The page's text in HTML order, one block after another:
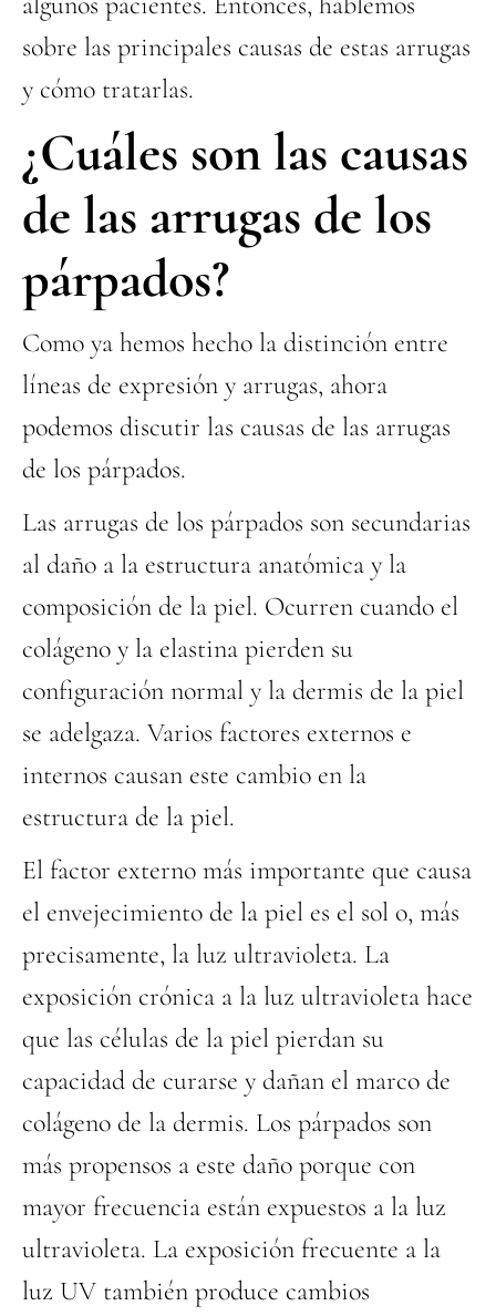
sobre las principales causas de estas arrugas
y cómo tratarlas.
¿Cuáles son las causas
de las arrugas de los
párpados?
Como ya hemos hecho la distinción entre
líneas de expresión y arrugas, ahora
podemos discutir las causas de las arrugas
de los párpados.
Las arrugas de los párpados son secundarias
al daño a la estructura anatómica y la
composición de la piel. Ocurren cuando el
colágeno y la elastina pierden su
configuración normal y la dermis de la piel
se adelgaza. Varios factores externos e
internos causan este cambio en la
estructura de la piel.
El factor externo más importante que causa
el envejecimiento de la piel es el sol o, más
precisamente, la luz ultravioleta. La
exposición crónica a la luz ultravioleta hace
que las células de la piel pierdan su
capacidad de curarse y dañan el marco de
colágeno de la dermis. Los párpados son
más propensos a este daño porque con
mayor frecuencia están expuestos a la luz
ultravioleta. La exposición frecuente a la
luz UV también produce cambios